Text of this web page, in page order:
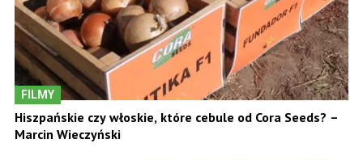
FILMY
Hiszpańskie czy włoskie, które cebule od Cora Seeds? –
Marcin Wieczyński